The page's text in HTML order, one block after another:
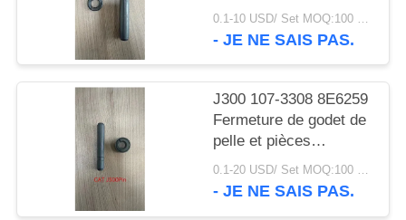
PRIVACY
POLICY
goupille de dent de
godet Komatsu
0.1-10 USD/ Set MOQ:100 pièces
- JE NE SAIS PAS.
J300 107-3308 8E6259
Fermeture de godet de
pelle et pièces
détachées de serrure
résistance à l'abrasion
0.1-20 USD/ Set MOQ:100 pièces
- JE NE SAIS PAS.